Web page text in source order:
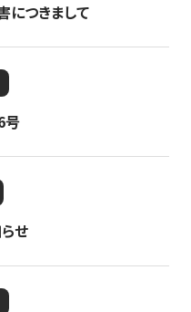
につきまして
号
せ